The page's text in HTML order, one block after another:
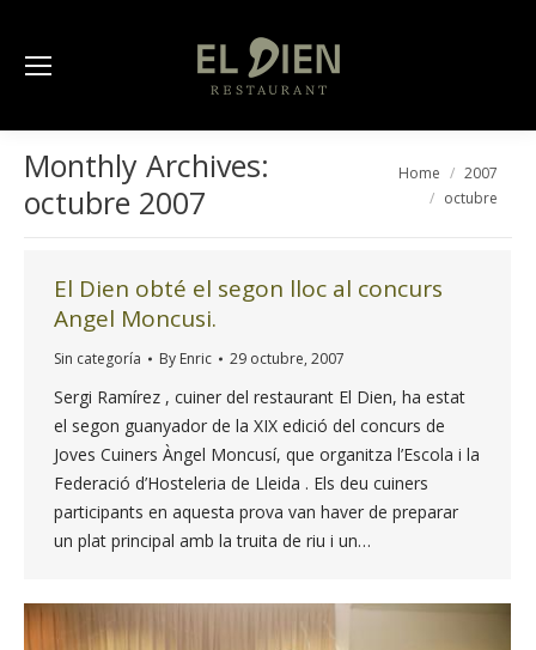
Monthly Archives:
octubre 2007
You are here:
Home
2007
octubre
El Dien obté el segon lloc al concurs
Angel Moncusi.
Sin categoría By Enric 29 octubre, 2007
Sergi Ramírez , cuiner del restaurant El Dien, ha estat
el segon guanyador de la XIX edició del concurs de
Joves Cuiners Àngel Moncusí, que organitza l’Escola i la
Federació d’Hosteleria de Lleida . Els deu cuiners
participants en aquesta prova van haver de preparar
un plat principal amb la truita de riu i un…